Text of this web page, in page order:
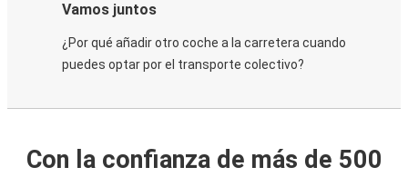
Vamos juntos
¿Por qué añadir otro coche a la carretera cuando
puedes optar por el transporte colectivo?
Con la confianza de más de 500